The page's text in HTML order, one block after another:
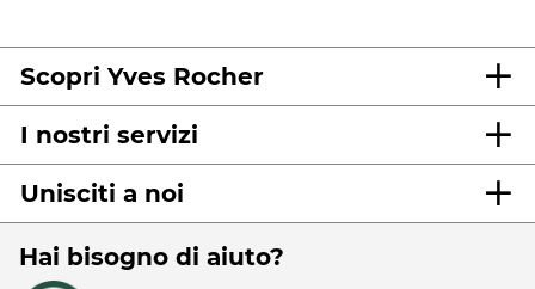
Scopri Yves Rocher
I nostri servizi
Unisciti a noi
Hai bisogno di aiuto?